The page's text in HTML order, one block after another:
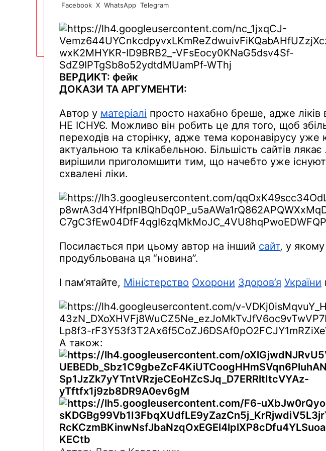
Facebook X WhatsApp Telegram
ВЕРДИКТ: фейк
ДОКАЗИ ТА АРГУМЕНТИ:
Автор у матеріалі просто нахабно бреше, адже ліків
НЕ ІСНУЄ. Можливо він робить це для того, щоб
переходів на сторінку, адже тема коронавірусу уже
актуальною та клікабельною. Більшість сайтів лякає
вирішили приголомшити тим, що начебто уже
схвалені ліки.
Посилається при цьому автор на інший сайт, у якому
продубльована ця “новина”.
І пам’ятайте, Міністерство Охорони Здоров’я України
А також: